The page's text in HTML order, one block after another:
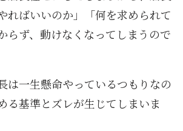
ればいいのか」「何を求められて
らず、動けなくなってしまうので
は一生懸命やっているつもりなの
る基準とズレが生じてしまいま